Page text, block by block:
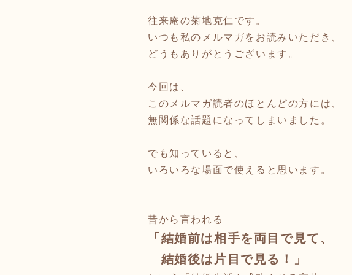
往来庵の菊地克仁です。
いつも私のメルマガをお読みいただき、
どうもありがとうございます。
今回は、
このメルマガ読者のほとんどの方には、
無関係な話題になってしまいました。
でも知っていると、
いろいろな場面で使えると思います。
昔から言われる
「結婚前は相手を両目で見て、
結婚後は片目で見る！」